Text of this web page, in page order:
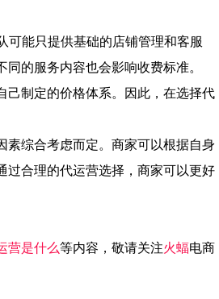
能只提供基础的店铺管理和客服
的服务内容也会影响收费标准。
制定的价格体系。因此，在选择代
综合考虑而定。商家可以根据自身
过合理的代运营选择，商家可以更好
营是什么等内容，敬请关注火蝠电商